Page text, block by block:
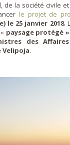
la société civile
le projet de
le 25 janvier 2018.
paysage protégé
des
Velipoja.